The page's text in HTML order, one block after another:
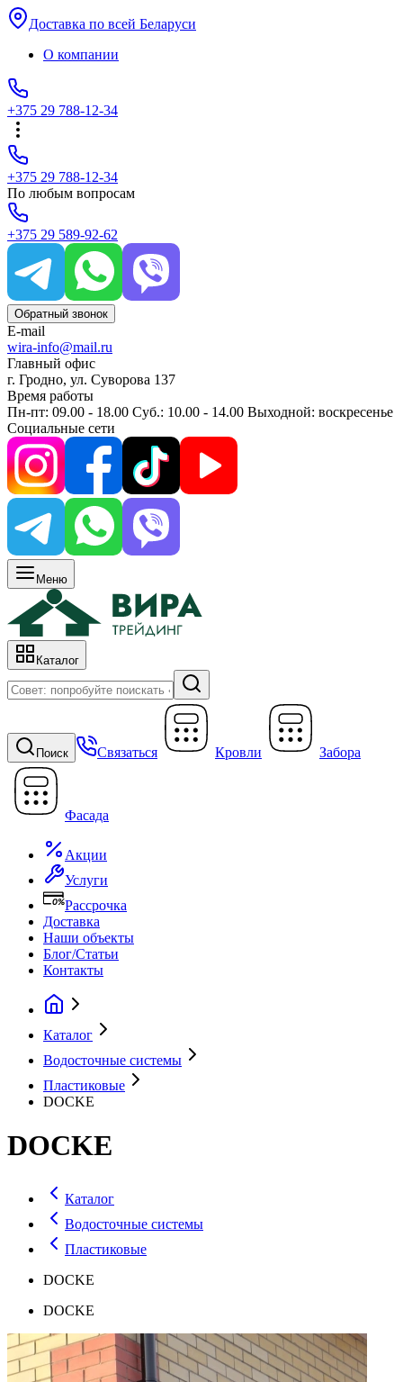
Доставка по всей Беларуси
О компании
+375 29 788-12-34
+375 29 788-12-34
По любым вопросам
+375 29 589-92-62
Обратный звонок
E-mail
wira-info@mail.ru
Главный офис
г. Гродно, ул. Суворова 137
Время работы
Пн-пт: 09.00 - 18.00 Суб.: 10.00 - 14.00 Выходной: воскресенье
Социальные сети
Меню
Каталог
Поиск Связаться Кровли Забора
Фасада
Акции
Услуги
Рассрочка
Доставка
Наши объекты
Блог/Статьи
Контакты
Каталог
Водосточные системы
Пластиковые
DOCKE
DOCKE
Каталог
Водосточные системы
Пластиковые
DOCKE
DOCKE